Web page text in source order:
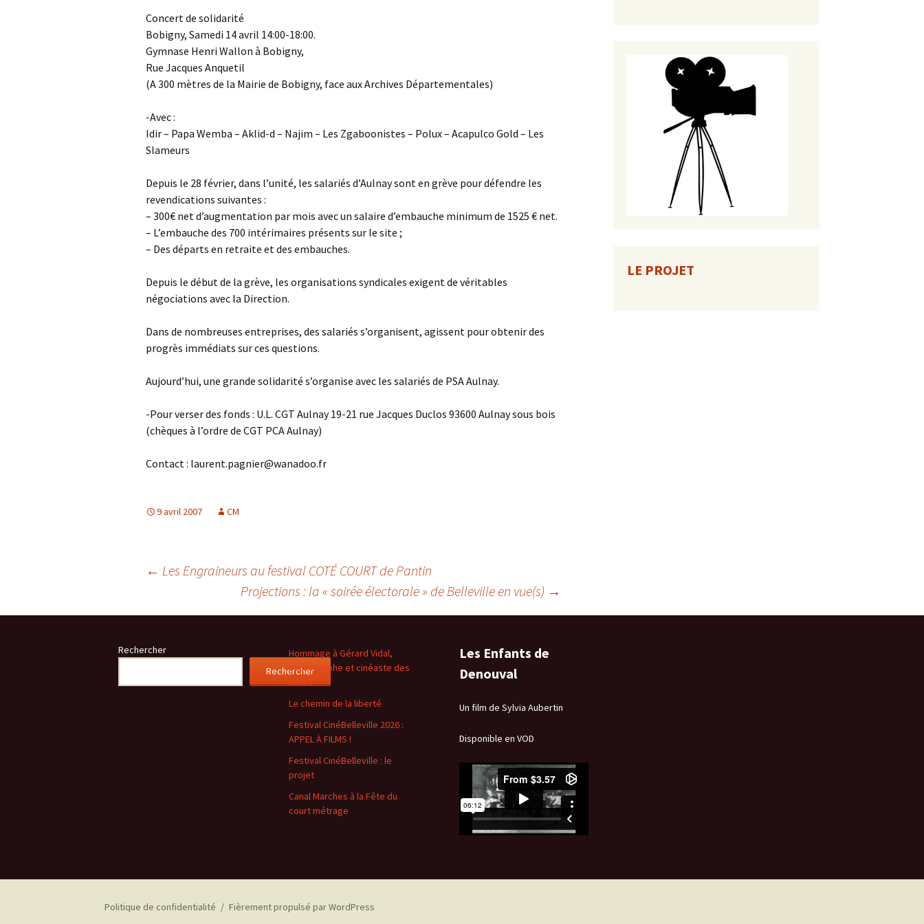
Concert de solidarité
Bobigny, Samedi 14 avril 14:00-18:00.
Gymnase Henri Wallon à Bobigny,
Rue Jacques Anquetil
(A 300 mètres de la Mairie de Bobigny, face aux Archives Départementales)
-Avec :
Idir – Papa Wemba – Aklid-d – Najim – Les Zgaboonistes – Polux – Acapulco Gold – Les
Slameurs
Depuis le 28 février, dans l’unité, les salariés d’Aulnay sont en grève pour défendre les
revendications suivantes :
– 300€ net d’augmentation par mois avec un salaire d’embauche minimum de 1525 € net.
– L’embauche des 700 intérimaires présents sur le site ;
– Des départs en retraite et des embauches.
Depuis le début de la grève, les organisations syndicales exigent de véritables
négociations avec la Direction.
Dans de nombreuses entreprises, des salariés s’organisent, agissent pour obtenir des
progrès immédiats sur ces questions.
Aujourd’hui, une grande solidarité s’organise avec les salariés de PSA Aulnay.
-Pour verser des fonds : U.L. CGT Aulnay 19-21 rue Jacques Duclos 93600 Aulnay sous bois
(chèques à l’ordre de CGT PCA Aulnay)
Contact : laurent.pagnier@wanadoo.fr
9 avril 2007 CM
Navigation
des
articles
← Les Engraineurs au festival COTÉ COURT de Pantin
Projections : la « soirée électorale » de Belleville en vue(s) →
LE PROJET
Rechercher
Rechercher
Hommage à Gérard Vidal,
photographe et cinéaste des
luttes
Le chemin de la liberté
Festival CinéBelleville 2026 :
APPEL À FILMS !
Festival CinéBelleville : le
projet
Canal Marches à la Fête du
court métrage
Les Enfants de
Denouval
Un film de Sylvia Aubertin
Disponible en VOD
Politique de confidentialité Fièrement propulsé par WordPress